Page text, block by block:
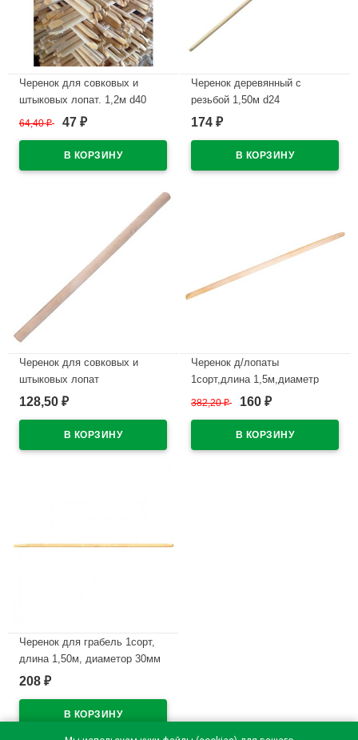
Черенок для совковых и
штыковых лопат. 1,2м d40
В наличии
64,40₽ 47 ₽
Черенок деревянный с
резьбой 1,50м d24
В наличии
174 ₽
Черенок для совковых и
штыковых лопат
В наличии
128,50 ₽
Черенок д/лопаты
1сорт,длина 1,5м,диаметр
40мм БЕРЕЗА г. Павлово
382,20₽ 160 ₽
Черенок для грабель 1сорт,
длина 1,50м, диаметор 30мм
БЕРЕЗА г.Павлово
208 ₽